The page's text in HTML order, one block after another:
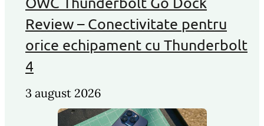
Review – Conectivitate pentru
orice echipament cu Thunderbolt
4
3 august 2026